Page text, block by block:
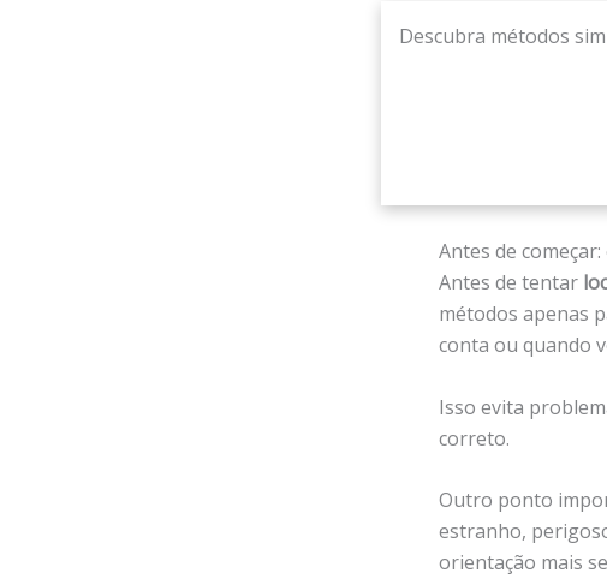
Descubra métodos
Antes de
Antes de tentar
métodos apenas
conta ou quando
Isso evita
correto.
Outro ponto
estranho,
orientação mais